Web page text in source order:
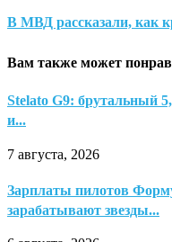
В МВД рассказали, как
Вам также может
Stelato G9: брутальный
и...
7 августа, 2026
Зарплаты пилотов
зарабатывают звезды...